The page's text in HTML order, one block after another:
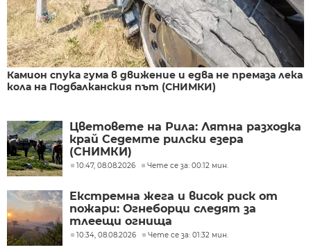
Камион спука гума в движение и едва не премаза лека
кола на Подбалканския път (СНИМКИ)
Цветовете на Рила: Лятна разходка
край Седемте рилски езера
(СНИМКИ)
10:47, 08.08.2026 Чете се за: 00:12 мин.
Екстремна жега и висок риск от
пожари: Огнеборци следят за
тлеещи огнища
10:34, 08.08.2026 Чете се за: 01:32 мин.